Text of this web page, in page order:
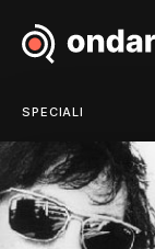
SPECIALI